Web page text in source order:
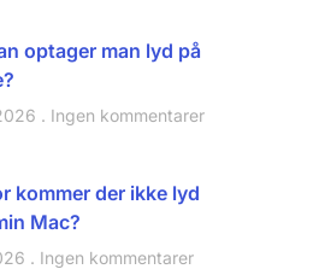
optager man lyd på
Ingen kommentarer
kommer der ikke lyd
Mac?
Ingen kommentarer